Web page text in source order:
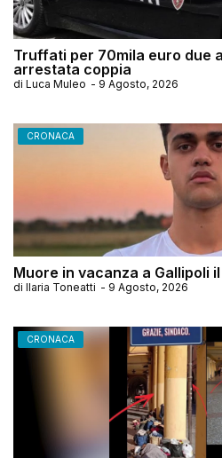
Truffati per 70mila euro due
arrestata coppia
di Luca Muleo - 9 Agosto, 2026
CRONACA
Muore in vacanza a Gallipoli
di Ilaria Toneatti - 9 Agosto, 2026
CRONACA